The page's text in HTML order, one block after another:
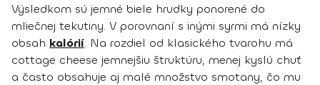
Výsledkom sú jemné biele hrudky ponorené do
mliečnej tekutiny. V porovnaní s inými syrmi má nízky
obsah kalórií. Na rozdiel od klasického tvarohu má
cottage cheese jemnejšiu štruktúru, menej kyslú chuť
a často obsahuje aj malé množstvo smotany, čo mu